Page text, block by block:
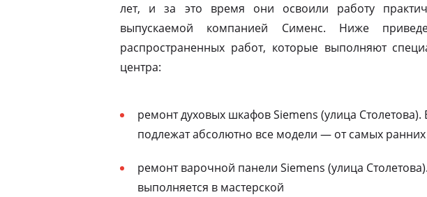
лет, и за это время они освоили работу
выпускаемой компанией Сименс. Ниже
распространенных работ, которые выполняют
центра:
ремонт духовых шкафов Siemens (улица
подлежат абсолютно все модели — от самых
ремонт варочной панели Siemens (улица
выполняется в мастерской